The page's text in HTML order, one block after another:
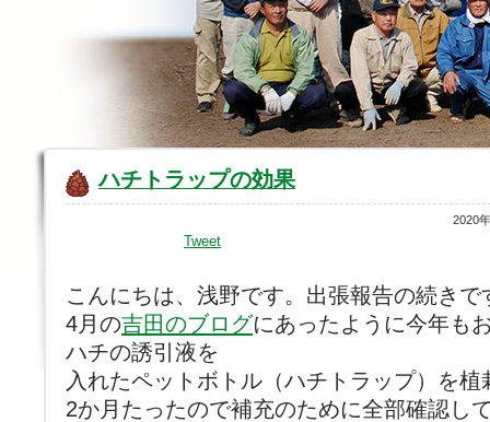
ハチトラップの効果
2020
Tweet
こんにちは、浅野です。出張報告の続きで
4月の吉田のブログにあったように今年も
ハチの誘引液を
入れたペットボトル（ハチトラップ）を
2か月たったので補充のために全部確認し